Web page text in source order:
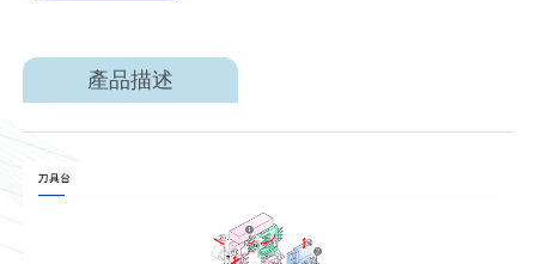
產品描述